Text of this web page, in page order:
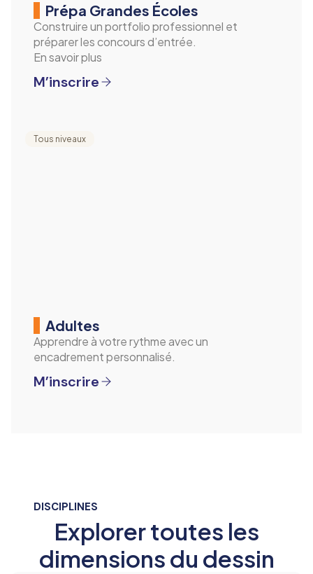
Prépa Grandes Écoles
Construire un portfolio professionnel et
préparer les concours d’entrée.
En savoir plus
M’inscrire
Tous niveaux
Adultes
Apprendre à votre rythme avec un
encadrement personnalisé.
M’inscrire
DISCIPLINES
Explorer toutes les
dimensions du dessin